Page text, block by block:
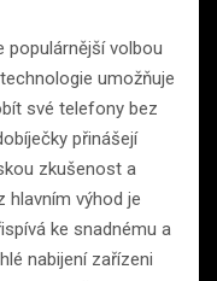
populárnější volbou
umožňuje
své telefony bez
přinášejí
zkušenost a
hlavním výhod je
ke snadnému a
nabijení zařízeni